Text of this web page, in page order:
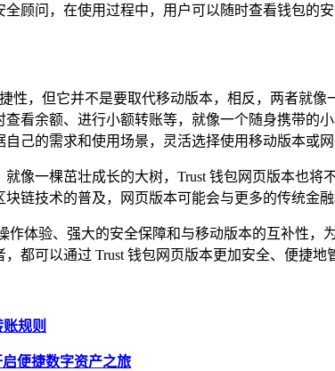
顾问，在使用过程中，用户可以随时查看钱包的
性，但它并不是要取代移动版本，相反，两者就
看余额、进行小额转账等，就像一个随身携带
己的需求和使用场景，灵活选择使用移动版本或
像一棵茁壮成长的大树，Trust 钱包网页版本也
链技术的普及，网页版本可能会与更多的传统金
作体验、强大的安全保障和与移动版本的互补性
都可以通过 Trust 钱包网页版本更加安全、便捷
规则
便捷数字资产之旅